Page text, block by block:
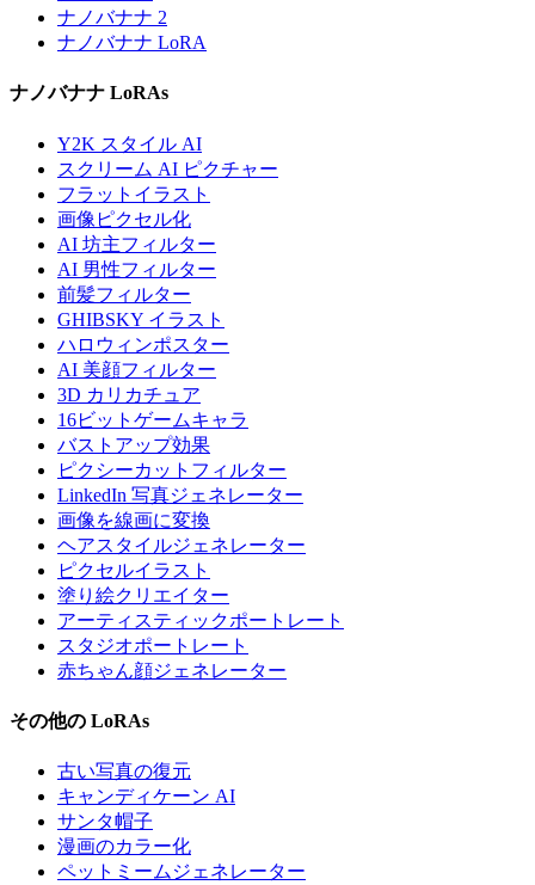
ナノバナナ 2
ナノバナナ LoRA
ナノバナナ LoRAs
Y2K スタイル AI
スクリーム AI ピクチャー
フラットイラスト
画像ピクセル化
AI 坊主フィルター
AI 男性フィルター
前髪フィルター
GHIBSKY イラスト
ハロウィンポスター
AI 美顔フィルター
3D カリカチュア
16ビットゲームキャラ
バストアップ効果
ピクシーカットフィルター
LinkedIn 写真ジェネレーター
画像を線画に変換
ヘアスタイルジェネレーター
ピクセルイラスト
塗り絵クリエイター
アーティスティックポートレート
スタジオポートレート
赤ちゃん顔ジェネレーター
その他の LoRAs
古い写真の復元
キャンディケーン AI
サンタ帽子
漫画のカラー化
ペットミームジェネレーター